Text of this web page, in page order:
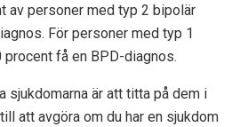
av personer med typ 2 bipolär
För personer med typ 1
procent få en BPD-diagnos.
sjukdomarna är att titta på dem i
att avgöra om du har en sjukdom